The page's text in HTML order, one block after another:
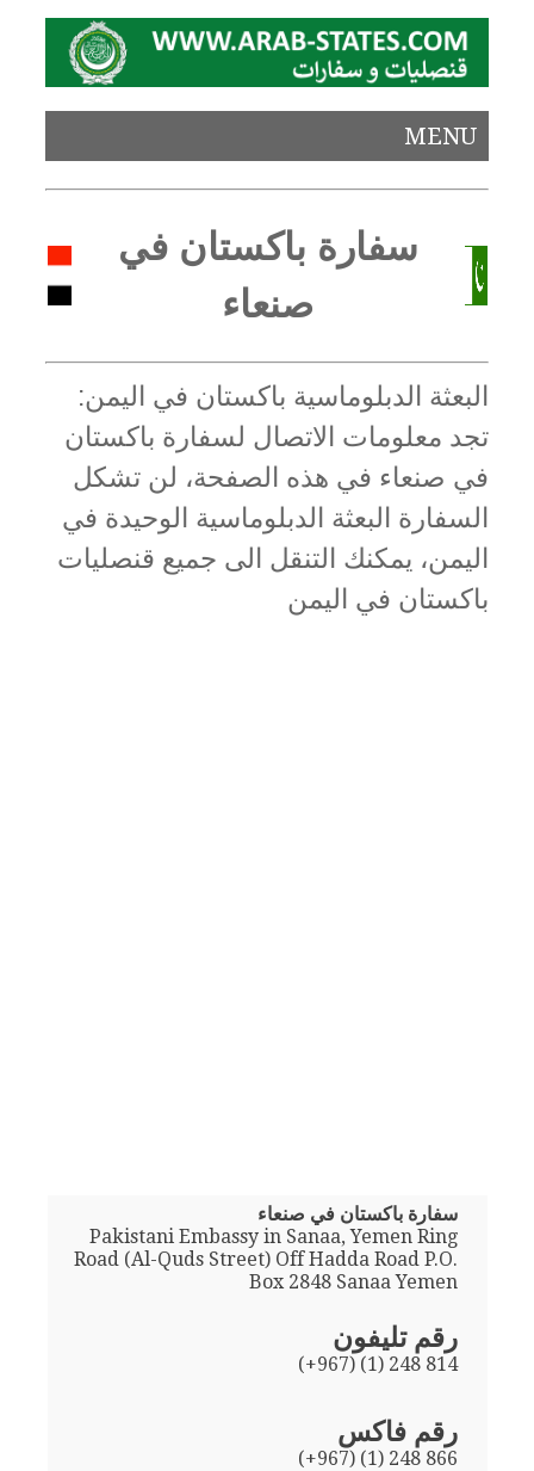
MENU
سفارة باكستان في
صنعاء
البعثة الدبلوماسية باكستان في اليمن:
تجد معلومات الاتصال لسفارة باكستان
في صنعاء في هذه الصفحة، لن تشكل
السفارة البعثة الدبلوماسية الوحيدة في
اليمن، يمكنك التنقل الى جميع قنصليات
باكستان في اليمن
سفارة باكستان في صنعاء
Pakistani Embassy in Sanaa, Yemen Ring
Road (Al-Quds Street) Off Hadda Road P.O.
Box 2848 Sanaa Yemen
رقم تليفون
(+967) (1) 248 814
رقم فاكس
(+967) (1) 248 866